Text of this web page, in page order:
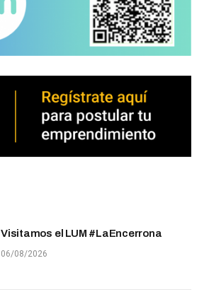
Visitamos el LUM #LaEncerrona
06/08/2026